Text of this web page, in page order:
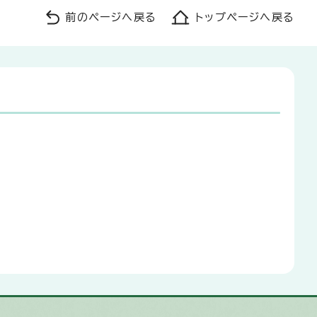
前のページへ戻る トップページへ戻る